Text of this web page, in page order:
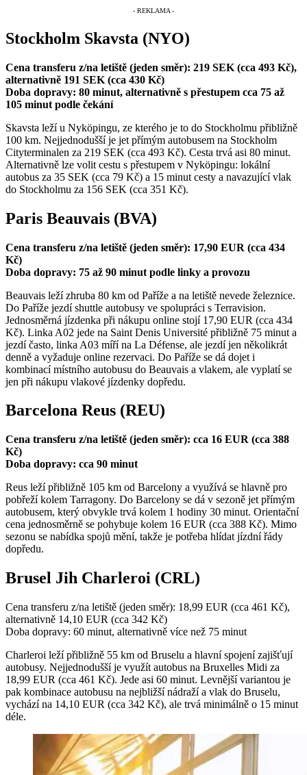
Stockholm Skavsta (NYO)
Cena transferu z/na letiště (jeden směr): 219 SEK (cca 493 Kč),
alternativně 191 SEK (cca 430 Kč)
Doba dopravy: 80 minut, alternativně s přestupem cca 75 až
105 minut podle čekání
Skavsta leží u Nyköpingu, ze kterého je to do Stockholmu přibližně
100 km. Nejjednodušší je jet přímým autobusem na Stockholm
Cityterminalen za 219 SEK (cca 493 Kč). Cesta trvá asi 80 minut.
Alternativně lze volit cestu s přestupem v Nyköpingu: lokální
autobus za 35 SEK (cca 79 Kč) a 15 minut cesty a navazující vlak
do Stockholmu za 156 SEK (cca 351 Kč).
Paris Beauvais (BVA)
Cena transferu z/na letiště (jeden směr): 17,90 EUR (cca 434
Kč)
Doba dopravy: 75 až 90 minut podle linky a provozu
Beauvais leží zhruba 80 km od Paříže a na letiště nevede železnice.
Do Paříže jezdí shuttle autobusy ve spolupráci s Terravision.
Jednosměrná jízdenka při nákupu online stojí 17,90 EUR (cca 434
Kč). Linka A02 jede na Saint Denis Université přibližně 75 minut a
jezdí často, linka A03 míří na La Défense, ale jezdí jen několikrát
denně a vyžaduje online rezervaci. Do Paříže se dá dojet i
kombinací místního autobusu do Beauvais a vlakem, ale vyplatí se
jen při nákupu vlakové jízdenky dopředu.
Barcelona Reus (REU)
Cena transferu z/na letiště (jeden směr): cca 16 EUR (cca 388
Kč)
Doba dopravy: cca 90 minut
Reus leží přibližně 105 km od Barcelony a využívá se hlavně pro
pobřeží kolem Tarragony. Do Barcelony se dá v sezoně jet přímým
autobusem, který obvykle trvá kolem 1 hodiny 30 minut. Orientační
cena jednosměrně se pohybuje kolem 16 EUR (cca 388 Kč). Mimo
sezonu se nabídka spojů mění, takže je potřeba hlídat jízdní řády
dopředu.
Brusel Jih Charleroi (CRL)
Cena transferu z/na letiště (jeden směr): 18,99 EUR (cca 461 Kč),
alternativně 14,10 EUR (cca 342 Kč)
Doba dopravy: 60 minut, alternativně více než 75 minut
Charleroi leží přibližně 55 km od Bruselu a hlavní spojení zajišťují
autobusy. Nejjednodušší je využít autobus na Bruxelles Midi za
18,99 EUR (cca 461 Kč). Jede asi 60 minut. Levnější variantou je
pak kombinace autobusu na nejbližší nádraží a vlak do Bruselu,
vychází na 14,10 EUR (cca 342 Kč), ale trvá minimálně o 15 minut
déle.